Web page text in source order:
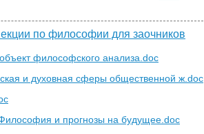
по философии для заочников
философского анализа.doc
и духовная сферы общественной ж.doc
и прогнозы на будущее.doc